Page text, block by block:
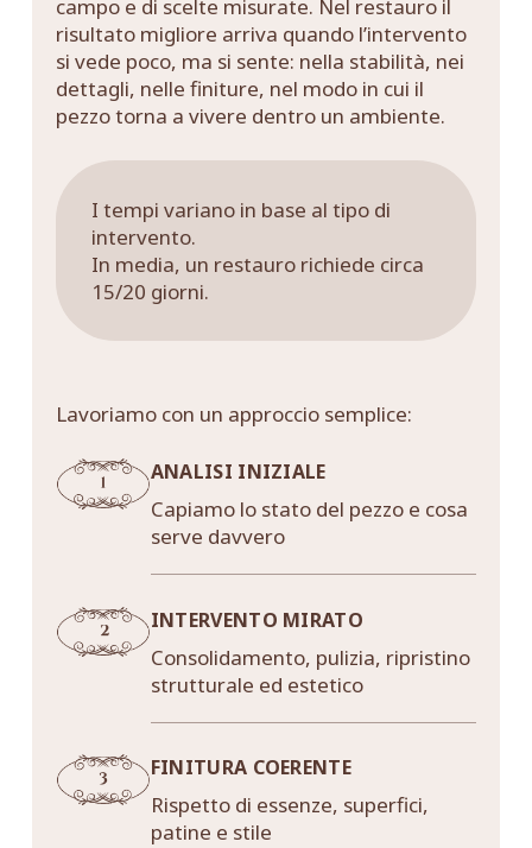
campo e di scelte misurate. Nel restauro il
risultato migliore arriva quando l’intervento
si vede poco, ma si sente: nella stabilità, nei
dettagli, nelle finiture, nel modo in cui il
pezzo torna a vivere dentro un ambiente.
I tempi variano in base al tipo di
intervento.
In media, un restauro richiede circa
15/20 giorni.
Lavoriamo con un approccio semplice:
ANALISI INIZIALE
Capiamo lo stato del pezzo e cosa
serve davvero
INTERVENTO MIRATO
Consolidamento, pulizia, ripristino
strutturale ed estetico
FINITURA COERENTE
Rispetto di essenze, superfici,
patine e stile